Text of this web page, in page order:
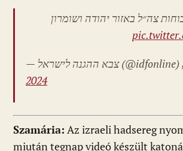
צה״ל באזור יהודה ושומרון
— צבא ההגנה לישראל (@idfonline)
2024
Szamária: Az izraeli hadsereg
miután tegnap videó készült